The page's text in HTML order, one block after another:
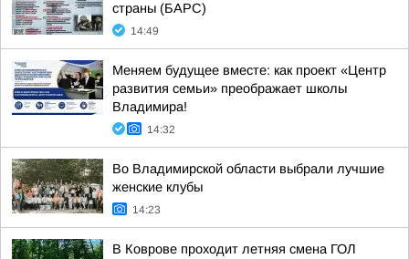
страны (БАРС)
14:49
Меняем будущее вместе: как проект «Центр
развития семьи» преображает школы
Владимира!
14:32
Во Владимирской области выбрали лучшие
женские клубы
14:23
В Коврове проходит летняя смена ГОЛ